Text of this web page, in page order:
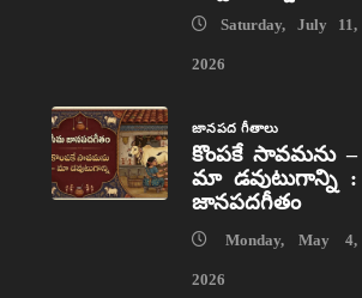
Saturday, July 11,
2026
జానపద గీతాలు
కొంపకే సావమను –
మా డవుటుగాన్ని :
జానపదగీతం
Monday, May 4,
2026